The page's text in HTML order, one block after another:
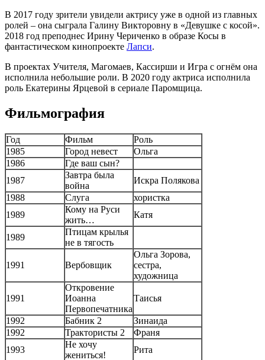
В 2017 году зрители увидели актрису уже в одной из главных
ролей – она сыграла Галину Викторовну в «Девушке с косой».
2018 год преподнес Ирину Чериченко в образе Косы в
фантастическом кинопроекте Лапси.
В проектах Учителя, Магомаев, Кассирши и Игра с огнём она
исполнила небольшие роли. В 2020 году актриса исполнила
роль Екатерины Ярцевой в сериале Паромщица.
Фильмография
Год Фильм
Роль
1985
Город невест
Ольга
1986
Где ваш сын?
1987
Завтра была
война
Искра Полякова
1988
Слуга
хористка
1989
Кому на Руси
жить…
Катя
1989
Птицам крылья
не в тягость
1991 Вербовщик
Ольга Зорова,
сестра,
художница
1991
Откровение
Иоанна
Первопечатника
Таисья
1992 Бабник 2
Зинаида
1992
Трактористы 2
Франя
1993
Не хочу
жениться!
Рита